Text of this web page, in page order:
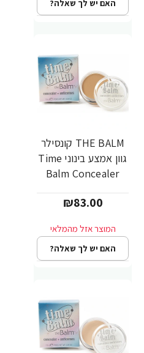
האם יש לך שאלה?
THE BALM קונסילר
גוון אמצע בינוני Time
Balm Concealer
₪83.00
האם יש לך שאלה?